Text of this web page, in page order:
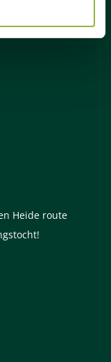
Heide route